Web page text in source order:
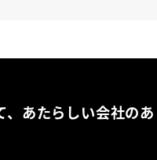
、あたらしい会社の